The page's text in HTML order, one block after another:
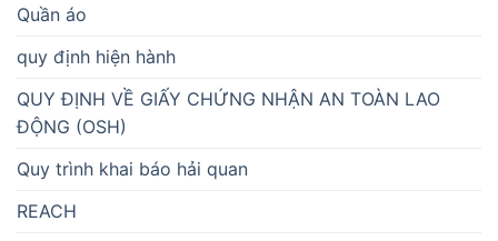
Quần áo
quy định hiện hành
QUY ĐỊNH VỀ GIẤY CHỨNG NHẬN AN TOÀN LAO
ĐỘNG (OSH)
Quy trình khai báo hải quan
REACH